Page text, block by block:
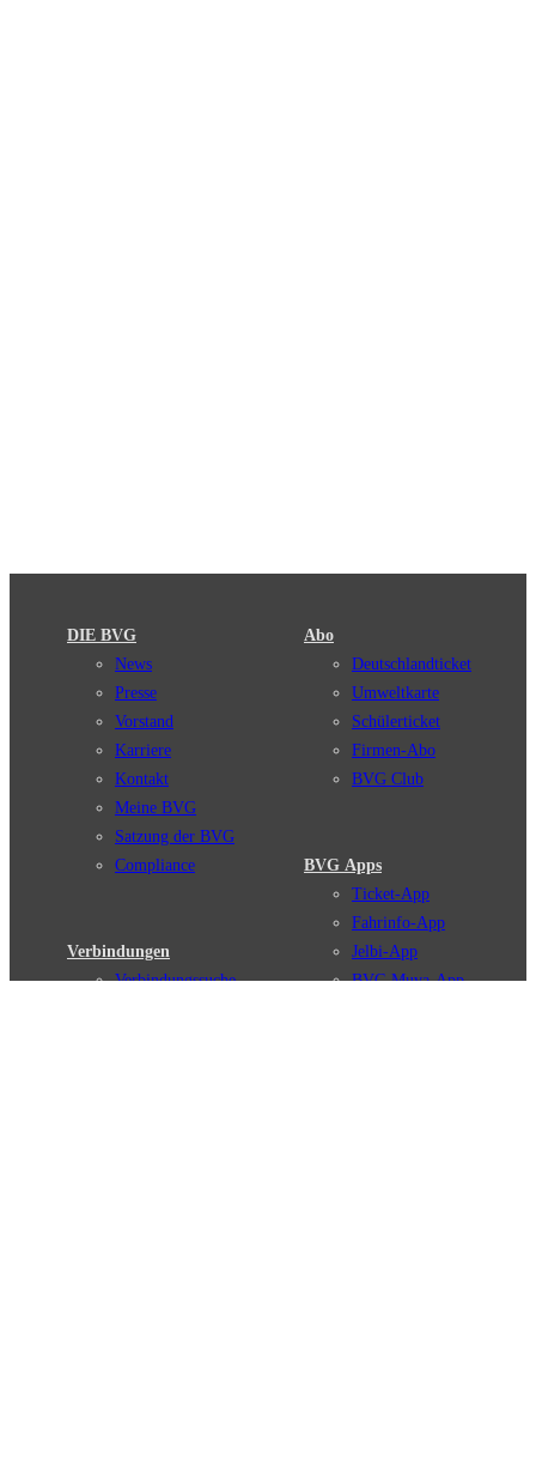
DIE BVG
News
Presse
Vorstand
Karriere
Kontakt
Meine BVG
Satzung der BVG
Compliance
Verbindungen
Verbindungssuche
Abo
Deutschlandticket
Umweltkarte
Schülerticket
Firmen-Abo
BVG Club
BVG Apps
Ticket-App
Fahrinfo-App
Jelbi-App
BVG Muva-App